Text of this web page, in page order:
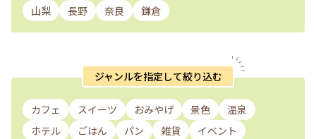
山梨
長野 奈良 鎌倉
ジャンルを指定して絞り込む
カフェ スイーツ おみやげ 景色
温泉
ホテル
ごはん パン 雑貨 イベント